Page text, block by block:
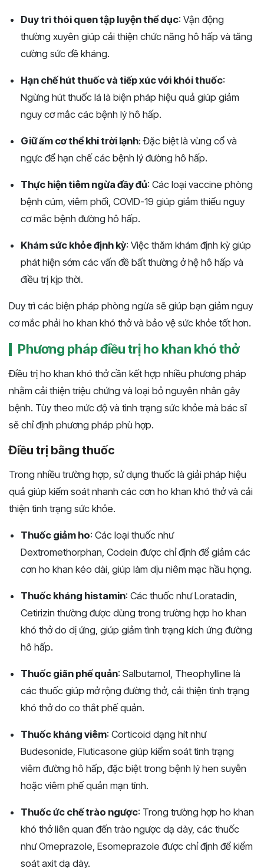
Duy trì thói quen tập luyện thể dục: Vận động
thường xuyên giúp cải thiện chức năng hô hấp và tăng
cường sức đề kháng.
Hạn chế hút thuốc và tiếp xúc với khói thuốc:
Ngừng hút thuốc lá là biện pháp hiệu quả giúp giảm
nguy cơ mắc các bệnh lý hô hấp.
Giữ ấm cơ thể khi trời lạnh: Đặc biệt là vùng cổ và
ngực để hạn chế các bệnh lý đường hô hấp.
Thực hiện tiêm ngừa đầy đủ: Các loại vaccine phòng
bệnh cúm, viêm phổi, COVID-19 giúp giảm thiểu nguy
cơ mắc bệnh đường hô hấp.
Khám sức khỏe định kỳ: Việc thăm khám định kỳ giúp
phát hiện sớm các vấn đề bất thường ở hệ hô hấp và
điều trị kịp thời.
Duy trì các biện pháp phòng ngừa sẽ giúp bạn giảm nguy
cơ mắc phải ho khan khó thở và bảo vệ sức khỏe tốt hơn.
Phương pháp điều trị ho khan khó thở
Điều trị ho khan khó thở cần kết hợp nhiều phương pháp
nhằm cải thiện triệu chứng và loại bỏ nguyên nhân gây
bệnh. Tùy theo mức độ và tình trạng sức khỏe mà bác sĩ
sẽ chỉ định phương pháp phù hợp.
Điều trị bằng thuốc
Trong nhiều trường hợp, sử dụng thuốc là giải pháp hiệu
quả giúp kiểm soát nhanh các cơn ho khan khó thở và cải
thiện tình trạng sức khỏe.
Thuốc giảm ho: Các loại thuốc như
Dextromethorphan, Codein được chỉ định để giảm các
cơn ho khan kéo dài, giúp làm dịu niêm mạc hầu họng.
Thuốc kháng histamin: Các thuốc như Loratadin,
Cetirizin thường được dùng trong trường hợp ho khan
khó thở do dị ứng, giúp giảm tình trạng kích ứng đường
hô hấp.
Thuốc giãn phế quản: Salbutamol, Theophylline là
các thuốc giúp mở rộng đường thở, cải thiện tình trạng
khó thở do co thắt phế quản.
Thuốc kháng viêm: Corticoid dạng hít như
Budesonide, Fluticasone giúp kiểm soát tình trạng
viêm đường hô hấp, đặc biệt trong bệnh lý hen suyễn
hoặc viêm phế quản mạn tính.
Thuốc ức chế trào ngược: Trong trường hợp ho khan
khó thở liên quan đến trào ngược dạ dày, các thuốc
như Omeprazole, Esomeprazole được chỉ định để kiểm
soát axit dạ dày.